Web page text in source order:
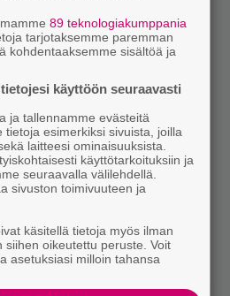
89 teknologiakumppania
tarjotaksemme paremman
kohdentaaksemme sisältöä ja
käyttöön seuraavasti
ja tallennamme evästeitä
tietoja esimerkiksi sivuista, joilla
laitteesi ominaisuuksista.
käyttötarkoituksiin ja
seuraavalla välilehdellä.
sivuston toimivuuteen ja
käsitellä tietoja myös ilman
siihen oikeutettu peruste. Voit
asetuksiasi milloin tahansa